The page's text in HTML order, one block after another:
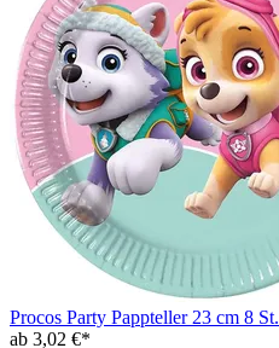
Procos Party Pappteller 23 cm 8
ab 3,02 €*